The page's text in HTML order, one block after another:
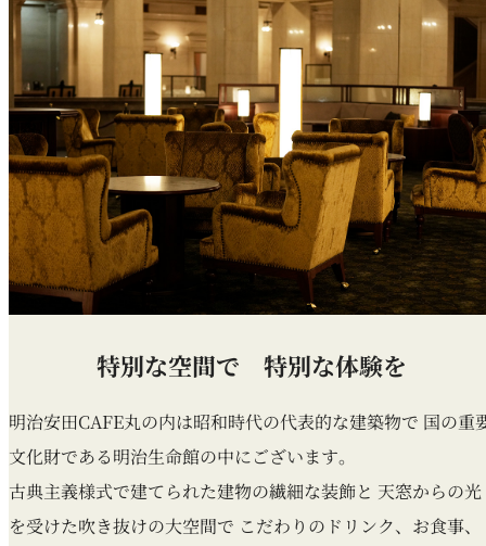
特別な空間で 特別な体験を
明治安田CAFE丸の内は昭和時代の代表的な建築物で 国の重
文化財である明治生命館の中にございます。
古典主義様式で建てられた建物の繊細な装飾と 天窓からの光
を受けた吹き抜けの大空間で こだわりのドリンク、お食事、